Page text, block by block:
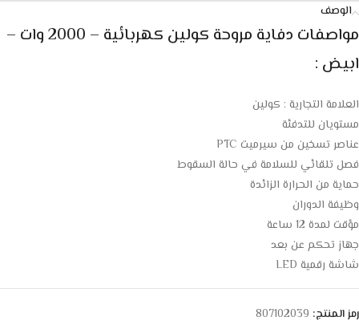
الوصف
مواصفات دفاية مروحة كولين كهربائية – 2000 وات –
ابيض :
العلامة التجارية : كولين
مستويان للتدفئة
عناصر تسخين من سيرميت PTC
فصل تلقائي للسلامة في حالة السقوط
حماية من الحرارة الزائدة
وظيفة الدوران
مؤقت لمدة 12 ساعة
جهاز تحكم عن بعد
شاشة رقمية LED
رمز المنتج: 807102039